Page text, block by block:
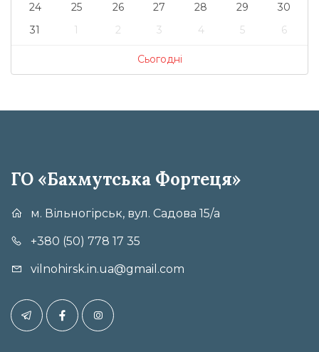
24
25 26 27 28 29
30
31
1 2 3 4 5 6
Сьогодні
ГО «Бахмутська Фортеця»
м. Вільногірськ, вул. Садова 15/а
+380 (50) 778 17 35
vilnohirsk.in.ua@gmail.com